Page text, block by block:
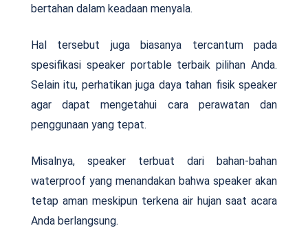
bertahan dalam keadaan menyala.
Hal tersebut juga biasanya tercantum pada
spesifikasi speaker portable terbaik pilihan Anda.
Selain itu, perhatikan juga daya tahan fisik speaker
agar dapat mengetahui cara perawatan dan
penggunaan yang tepat.
Misalnya, speaker terbuat dari bahan-bahan
waterproof yang menandakan bahwa speaker akan
tetap aman meskipun terkena air hujan saat acara
Anda berlangsung.